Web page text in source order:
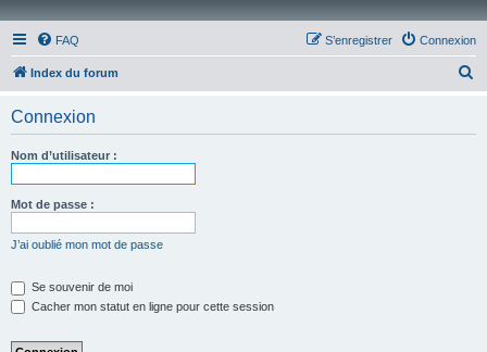
FAQ Connexion
S’enregistrer
Index du forum
Connexion
Nom d’utilisateur :
Mot de passe :
J’ai oublié mon mot de passe
Se souvenir de moi
Cacher mon statut en ligne pour cette session